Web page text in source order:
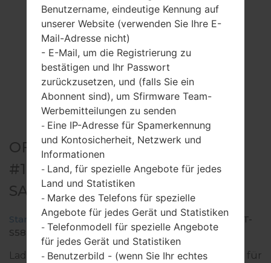
OFFIZIELLER FIRMWARE
#135903 FÜR GT-S5830 -
SAMSUNGGALAXY ACE
Startseite →Galaxy Ace → SamsungGT-S5830 →
GT-
S5830_SFR_1_20120821164553_a79c6lorrw.zip
Laden Sie das neueste Firmware-Update für
Benutzername, eindeutige Kennung auf
unserer Website (verwenden Sie Ihre E-
Mail-Adresse nicht)
- E-Mail, um die Registrierung zu
bestätigen und Ihr Passwort
zurückzusetzen, und (falls Sie ein
Abonnent sind), um Sfirmware Team-
Werbemitteilungen zu senden
- Eine IP-Adresse für Spamerkennung
und Kontosicherheit, Netzwerk und
Informationen
- Land, für spezielle Angebote für jedes
Land und Statistiken
- Marke des Telefons für spezielle
Angebote für jedes Gerät und Statistiken
- Telefonmodell für spezielle Angebote
für jedes Gerät und Statistiken
- Benutzerbild - (wenn Sie Ihr echtes